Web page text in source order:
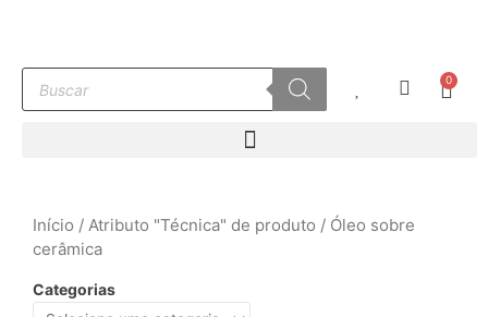
conteúdo
Pesquisar
produtos
0
Início / Atributo "Técnica" de produto / Óleo sobre
cerâmica
Categorias